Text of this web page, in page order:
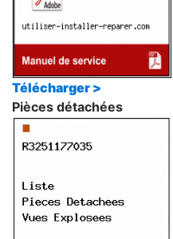
Télécharger >
Pièces détachées